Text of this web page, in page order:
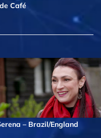
Café
– Brazil/England